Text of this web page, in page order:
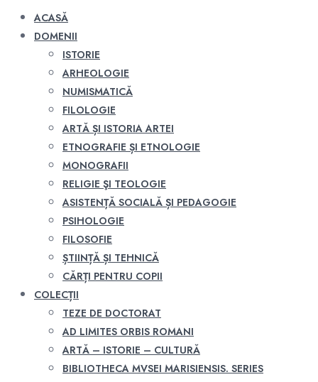
ACASĂ
DOMENII
ISTORIE
ARHEOLOGIE
NUMISMATICĂ
FILOLOGIE
ARTĂ ȘI ISTORIA ARTEI
ETNOGRAFIE ȘI ETNOLOGIE
MONOGRAFII
RELIGIE ŞI TEOLOGIE
ASISTENȚĂ SOCIALĂ ȘI PEDAGOGIE
PSIHOLOGIE
FILOSOFIE
ȘTIINȚĂ ȘI TEHNICĂ
CĂRȚI PENTRU COPII
COLECȚII
TEZE DE DOCTORAT
AD LIMITES ORBIS ROMANI
ARTĂ – ISTORIE – CULTURĂ
BIBLIOTHECA MVSEI MARISIENSIS. SERIES